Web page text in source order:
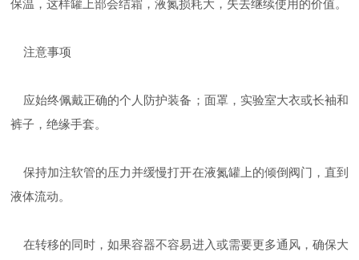
保温，这样罐上部会结霜，液氮损耗大，失去继续使用的价值。
注意事项
应始终佩戴正确的个人防护装备；面罩，实验室大衣或长袖和
裤子，绝缘手套。
保持加注软管的压力并缓慢打开在液氮罐上的倾倒阀门，直到
液体流动。
在转移的同时，如果容器不容易进入或需要更多通风，确保大